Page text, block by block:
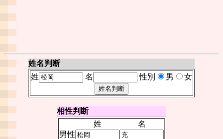
姓名判断
姓
名 性別 男 女
相性判断
姓
名
男性